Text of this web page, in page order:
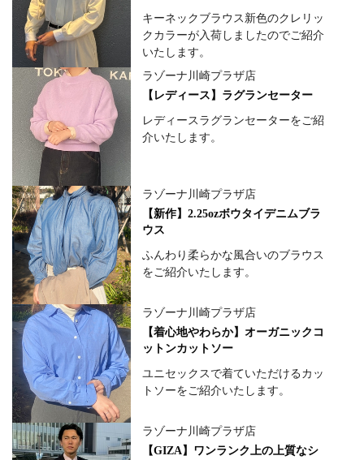
キーネックブラウス新色のクレリッ
クカラーが入荷しましたのでご紹介
いたします。
ラゾーナ川崎プラザ店
【レディース】ラグランセーター
レディースラグランセーターをご紹
介いたします。
ラゾーナ川崎プラザ店
【新作】2.25ozボウタイデニムブラ
ウス
ふんわり柔らかな風合いのブラウス
をご紹介いたします。
ラゾーナ川崎プラザ店
【着心地やわらか】オーガニックコ
ットンカットソー
ユニセックスで着ていただけるカッ
トソーをご紹介いたします。
ラゾーナ川崎プラザ店
【GIZA】ワンランク上の上質なシ